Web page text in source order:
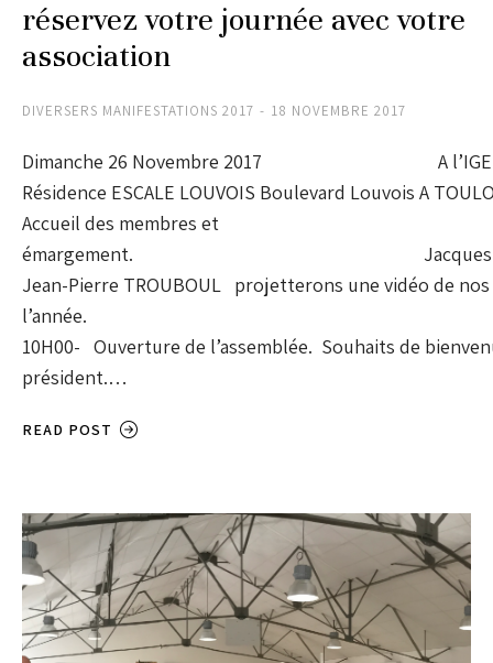
réservez votre journée avec votre
association
DIVERSERS MANIFESTATIONS 2017 18 NOVEMBRE 2017
Dimanche 26 Novembre 2017 A
Résidence ESCALE LOUVOIS Boulevard Louvois A
Accueil des membres et
émargement. Jacques
Jean-Pierre TROUBOUL projetterons une vidéo de
10H00- Ouverture de l’assemblée. Souhaits de
président.…
READ POST